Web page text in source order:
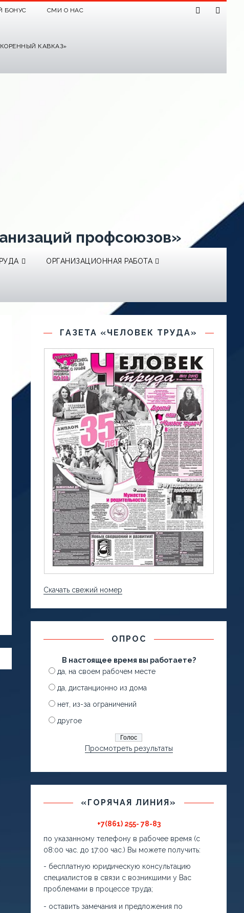
БОНУС СМИ О НАС
КАВКАЗ»
профсоюзов»
ОРГАНИЗАЦИОННАЯ РАБОТА
ГАЗЕТА «ЧЕЛОВЕК ТРУДА»
Скачать свежий номер
ОПРОС
В настоящее время вы работаете?
да, на своем рабочем месте
да, дистанционно из дома
нет, из-за ограничений
другое
Просмотреть результаты
«ГОРЯЧАЯ ЛИНИЯ»
+7(861) 255- 78-83
по указанному телефону в рабочее время (с
08:00 час. до 17:00 час.) Вы можете получить:
- бесплатную юридическую консультацию
специалистов в связи с возникшими у Вас
проблемами в процессе труда;
- оставить замечания и предложения по